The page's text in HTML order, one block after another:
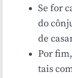
Se for
do
de
Por
tais